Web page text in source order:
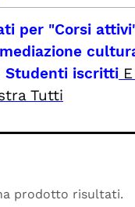
per "Corsi
Studenti iscritti E
Tutti
prodotto risultati.